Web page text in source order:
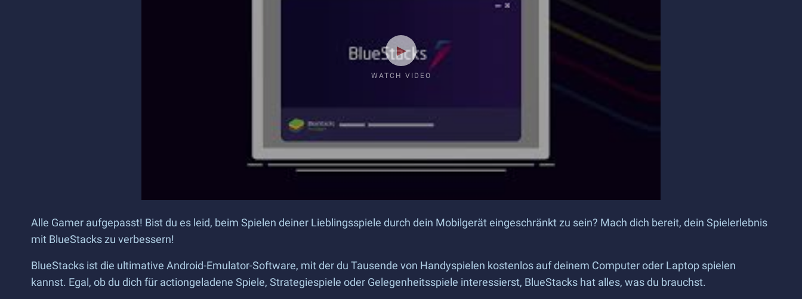
WATCH VIDEO
Alle Gamer aufgepasst! Bist du es leid, beim Spielen deiner Lieblingsspiele durch dein Mobilgerät eingeschränkt zu sein? Mach dich bereit, dein Spielerlebnis
mit BlueStacks zu verbessern!
BlueStacks ist die ultimative Android-Emulator-Software, mit der du Tausende von Handyspielen kostenlos auf deinem Computer oder Laptop spielen
kannst. Egal, ob du dich für actiongeladene Spiele, Strategiespiele oder Gelegenheitsspiele interessierst, BlueStacks hat alles, was du brauchst.